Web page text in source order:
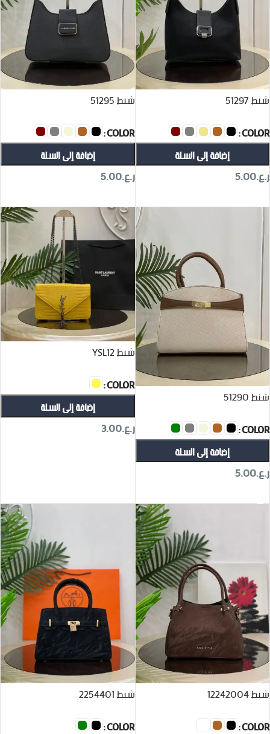
شنط 51297
COLOR
إضافة إلى السلة
ر.ع.5.00
شنط 51295
COLOR
إضافة إلى السلة
ر.ع.5.00
شنط 51290
COLOR
إضافة إلى السلة
ر.ع.5.00
شنط YSL12
COLOR
إضافة إلى السلة
ر.ع.3.00
شنط 12242004
COLOR
شنط 2254401
COLOR